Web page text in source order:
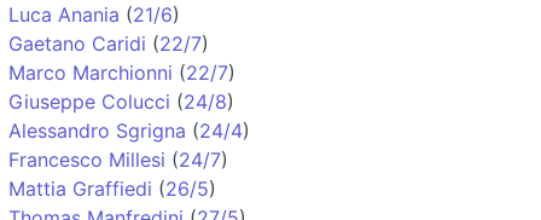
Luca Anania (21/6)
Gaetano Caridi (22/7)
Marco Marchionni (22/7)
Giuseppe Colucci (24/8)
Alessandro Sgrigna (24/4)
Francesco Millesi (24/7)
Mattia Graffiedi (26/5)